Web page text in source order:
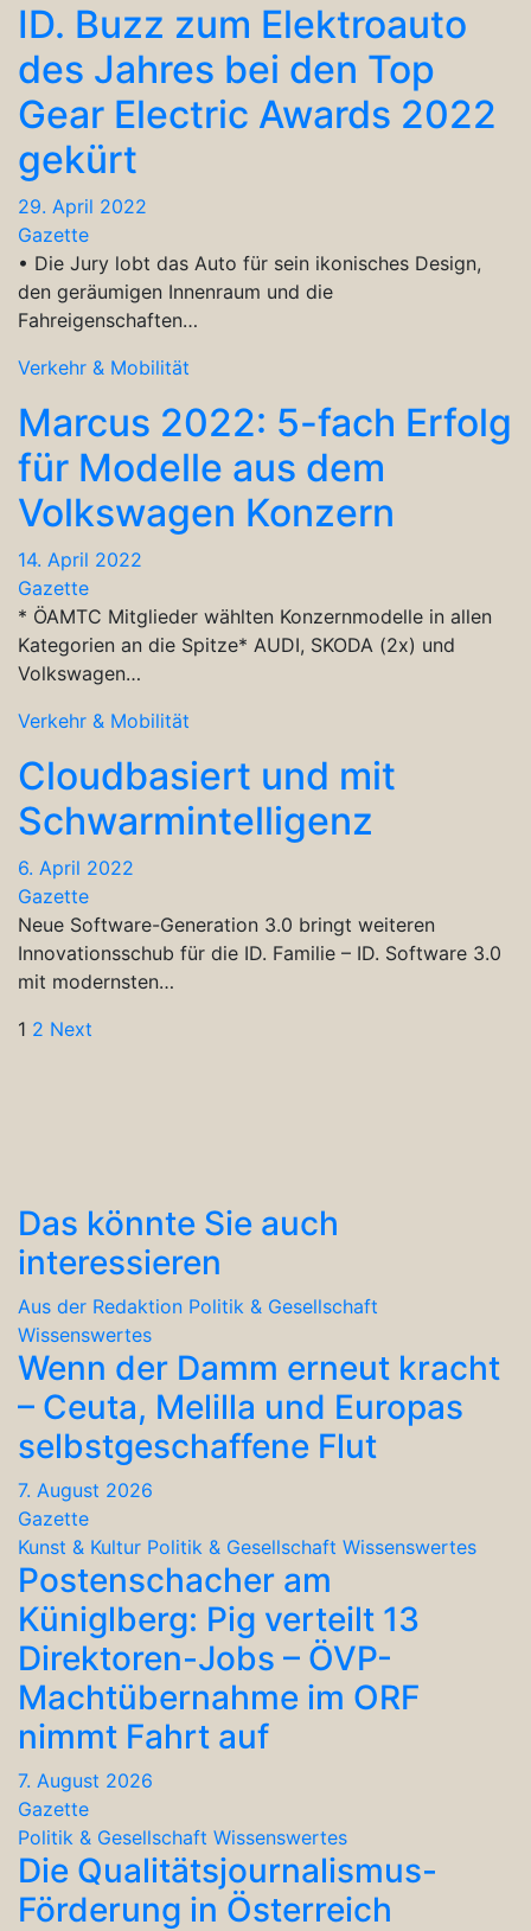
ID. Buzz zum Elektroauto
des Jahres bei den Top
Gear Electric Awards 2022
gekürt
29. April 2022
Gazette
• Die Jury lobt das Auto für sein ikonisches Design,
den geräumigen Innenraum und die
Fahreigenschaften…
Verkehr & Mobilität
Marcus 2022: 5-fach Erfolg
für Modelle aus dem
Volkswagen Konzern
14. April 2022
Gazette
* ÖAMTC Mitglieder wählten Konzernmodelle in allen
Kategorien an die Spitze* AUDI, SKODA (2x) und
Volkswagen…
Verkehr & Mobilität
Cloudbasiert und mit
Schwarmintelligenz
6. April 2022
Gazette
Neue Software-Generation 3.0 bringt weiteren
Innovationsschub für die ID. Familie – ID. Software 3.0
mit modernsten…
Seitennummerierung
1 2 Next
Das könnte Sie auch
interessieren
Aus der Redaktion Politik & Gesellschaft
Wissenswertes
Wenn der Damm erneut kracht
– Ceuta, Melilla und Europas
selbstgeschaffene Flut
7. August 2026
Gazette
Kunst & Kultur Politik & Gesellschaft Wissenswertes
Postenschacher am
Küniglberg: Pig verteilt 13
Direktoren-Jobs – ÖVP-
Machtübernahme im ORF
nimmt Fahrt auf
7. August 2026
Gazette
Politik & Gesellschaft Wissenswertes
Die Qualitätsjournalismus-
Förderung in Österreich